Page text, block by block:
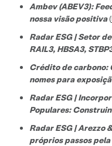
Ambev (ABEV3):
nossa visão positiva(
Radar ESG | Setor
RAIL3, HBSA3,
Crédito de carbono:
nomes para
Radar ESG |
Populares:
Radar ESG | Arezzo
próprios passos pela